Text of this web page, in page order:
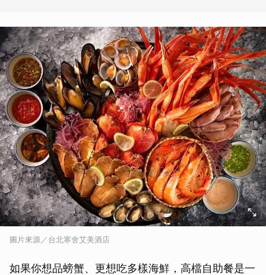
圖片來源／台北寒舍艾美酒店
如果你想品螃蟹、更想吃多樣海鮮，高檔自助餐是一